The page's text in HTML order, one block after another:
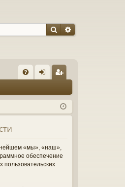
ПоискРасширенный
Q д ис
тр
ия
«мы», «наш»,
обеспечение